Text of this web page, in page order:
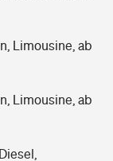
Limousine, ab
Limousine, ab